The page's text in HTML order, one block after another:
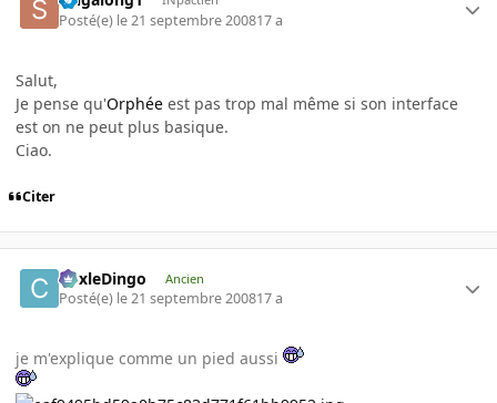
Posté(e) le 21 septembre 200817 a
Salut,
Je pense qu'Orphée est pas trop mal même si son interface
est on ne peut plus basique.
Ciao.
Citer
CoxleDingo Ancien
Posté(e) le 21 septembre 200817 a
je m'explique comme un pied aussi